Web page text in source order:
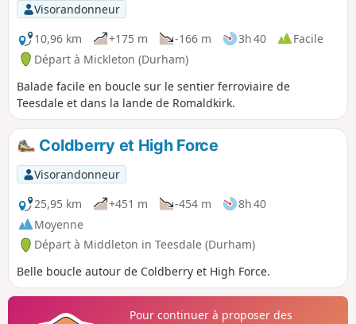
Visorandonneur
10,96 km
+175 m -166 m 3h 40
Facile
Départ à Mickleton (Durham)
Balade facile en boucle sur le sentier ferroviaire de
Teesdale et dans la lande de Romaldkirk.
Coldberry et High Force
Visorandonneur
25,95 km
+451 m -454 m
8h 40
Moyenne
Départ à Middleton in Teesdale (Durham)
Belle boucle autour de Coldberry et High Force.
Pour continuer à proposer des